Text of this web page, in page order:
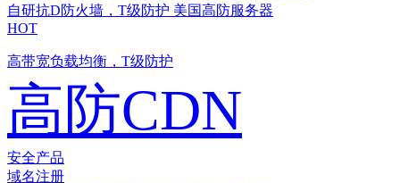
自研抗D防火墙，T级防护 美国高防服务器
HOT
高带宽负载均衡，T级防护
高防CDN
安全产品
域名注册